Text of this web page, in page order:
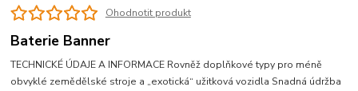
Ohodnotit produkt
Baterie Banner
TECHNICKÉ ÚDAJE A INFORMACE Rovněž doplňkové typy pro méně
obvyklé zemědělské stroje a „exotická“ užitková vozidla Snadná údržba